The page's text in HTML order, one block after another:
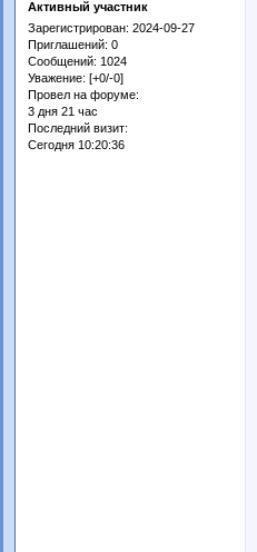
Активный участник
Зарегистрирован: 2024-09-27
Приглашений: 0
Сообщений: 1024
Уважение: [+0/-0]
Провел на форуме:
3 дня 21 час
Последний визит:
Сегодня 10:20:36